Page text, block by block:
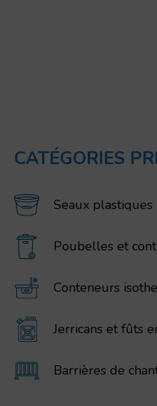
CATÉGORIES
Seaux plastiques
Poubelles et
Conteneurs
Jerricans et fûts
Barrières de